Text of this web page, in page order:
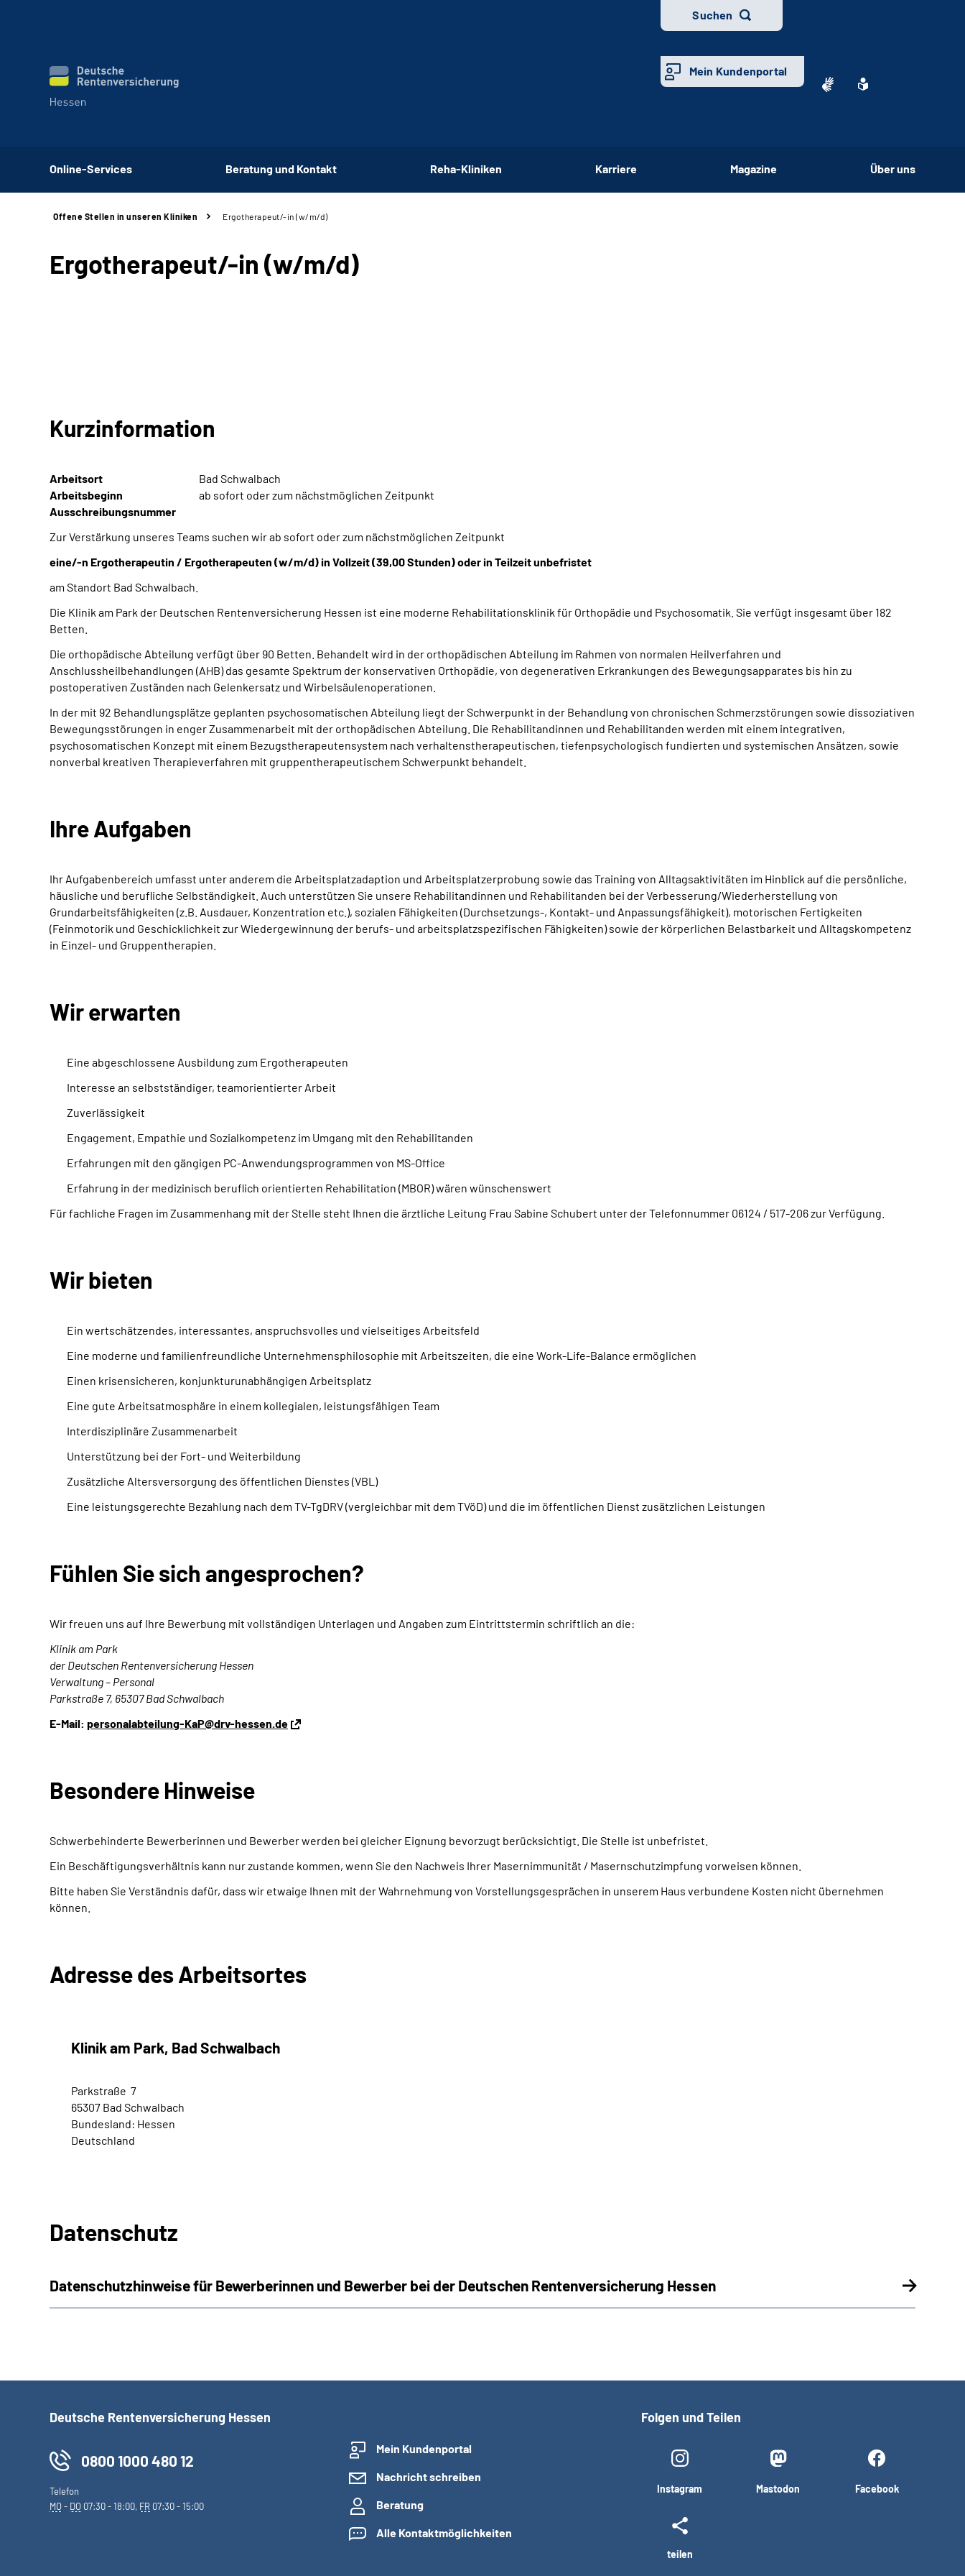
Suchen
Mein Kundenportal
Online-Services Beratung und Kontakt Reha-Kliniken Karriere Magazine Über uns
Offene Stellen in unseren Kliniken Ergotherapeut/-in (w/m/d)
Ergotherapeut/-in (w/m/d)
Kurzinformation
Arbeitsort
Bad Schwalbach
Arbeitsbeginn
ab sofort oder zum nächstmöglichen Zeitpunkt
Ausschreibungsnummer
Zur Verstärkung unseres Teams suchen wir ab sofort oder zum nächstmöglichen Zeitpunkt
eine/-n Ergotherapeutin / Ergotherapeuten (w/m/d)in Vollzeit (39,00 Stunden) oder in Teilzeit unbefristet
am Standort Bad Schwalbach.
Die Klinik am Park der Deutschen Rentenversicherung Hessen ist eine moderne Rehabilitationsklinik für Orthopädie und Psychosomatik. Sie verfügt insgesamt über 182
Betten.
Die orthopädische Abteilung verfügt über 90 Betten. Behandelt wird in der orthopädischen Abteilung im Rahmen von normalen Heilverfahren und
Anschlussheilbehandlungen (AHB) das gesamte Spektrum der konservativen Orthopädie, von degenerativen Erkrankungen des Bewegungsapparates bis hin zu
postoperativen Zuständen nach Gelenkersatz und Wirbelsäulenoperationen.
In der mit 92 Behandlungsplätze geplanten psychosomatischen Abteilung liegt der Schwerpunkt in der Behandlung von chronischen Schmerzstörungen sowie dissoziativen
Bewegungsstörungen in enger Zusammenarbeit mit der orthopädischen Abteilung. Die Rehabilitandinnen und Rehabilitanden werden mit einem integrativen,
psychosomatischen Konzept mit einem Bezugstherapeutensystem nach verhaltenstherapeutischen, tiefenpsychologisch fundierten und systemischen Ansätzen, sowie
nonverbal kreativen Therapieverfahren mit gruppentherapeutischem Schwerpunkt behandelt.
Ihre Aufgaben
Ihr Aufgabenbereich umfasst unter anderem die Arbeitsplatzadaption und Arbeitsplatzerprobung sowie das Training von Alltagsaktivitäten im Hinblick auf die persönliche,
häusliche und berufliche Selbständigkeit. Auch unterstützen Sie unsere Rehabilitandinnen und Rehabilitanden bei der Verbesserung/Wiederherstellung von
Grundarbeitsfähigkeiten (z.B. Ausdauer, Konzentration etc.), sozialen Fähigkeiten (Durchsetzungs-, Kontakt- und Anpassungsfähigkeit), motorischen Fertigkeiten
(Feinmotorik und Geschicklichkeit zur Wiedergewinnung der berufs- und arbeitsplatzspezifischen Fähigkeiten) sowie der körperlichen Belastbarkeit und Alltagskompetenz
in Einzel- und Gruppentherapien.
Wir erwarten
Eine abgeschlossene Ausbildung zum Ergotherapeuten
Interesse an selbstständiger, teamorientierter Arbeit
Zuverlässigkeit
Engagement, Empathie und Sozialkompetenz im Umgang mit den Rehabilitanden
Erfahrungen mit den gängigen PC-Anwendungsprogrammen von MS-Office
Erfahrung in der medizinisch beruflich orientierten Rehabilitation (MBOR) wären wünschenswert
Für fachliche Fragen im Zusammenhang mit der Stelle steht Ihnen die ärztliche Leitung Frau Sabine Schubert unter der Telefonnummer 06124 / 517-206 zur Verfügung.
Wir bieten
Ein wertschätzendes, interessantes, anspruchsvolles und vielseitiges Arbeitsfeld
Eine moderne und familienfreundliche Unternehmensphilosophie mit Arbeitszeiten, die eine Work-Life-Balance ermöglichen
Einen krisensicheren, konjunkturunabhängigen Arbeitsplatz
Eine gute Arbeitsatmosphäre in einem kollegialen, leistungsfähigen Team
Interdisziplinäre Zusammenarbeit
Unterstützung bei der Fort- und Weiterbildung
Zusätzliche Altersversorgung des öffentlichen Dienstes (VBL)
Eine leistungsgerechte Bezahlung nach dem TV-TgDRV (vergleichbar mit dem TVöD) und die im öffentlichen Dienst zusätzlichen Leistungen
Fühlen Sie sich angesprochen?
Wir freuen uns auf Ihre Bewerbung mit vollständigen Unterlagen und Angaben zum Eintrittstermin schriftlich an die:
Klinik am Park
der Deutschen Rentenversicherung Hessen
Verwaltung – Personal
Parkstraße 7, 65307 Bad Schwalbach
E-Mail: personalabteilung-KaP@drv-hessen.de
Besondere Hinweise
Schwerbehinderte Bewerberinnen und Bewerber werden bei gleicher Eignung bevorzugt berücksichtigt. Die Stelle ist unbefristet.
Ein Beschäftigungsverhältnis kann nur zustande kommen, wenn Sie den Nachweis Ihrer Masernimmunität / Masernschutzimpfung vorweisen können.
Bitte haben Sie Verständnis dafür, dass wir etwaige Ihnen mit der Wahrnehmung von Vorstellungsgesprächen in unserem Haus verbundene Kosten nicht übernehmen
können.
Adresse des Arbeitsortes
Klinik am Park, Bad Schwalbach
Parkstraße 7
65307 Bad Schwalbach
Bundesland: Hessen
Deutschland
Datenschutz
Datenschutzhinweise für Bewerberinnen und Bewerber bei der Deutschen Rentenversicherung Hessen
Deutsche Rentenversicherung Hessen
0800 1000 480 12
Telefon
MO- DO 07:30 - 18:00, FR 07:30 - 15:00
Mein Kundenportal
Nachricht schreiben
Beratung
Alle Kontaktmöglichkeiten
Folgen und Teilen
Instagram Mastodon Facebook
teilen